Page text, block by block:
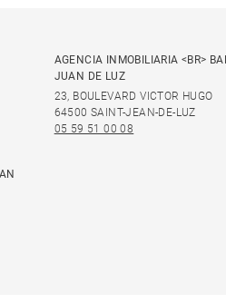
AGENCIA INMOBILIARIA <BR>
JUAN DE LUZ
23, BOULEVARD VICTOR HUGO
64500 SAINT-JEAN-DE-LUZ
05 59 51 00 08